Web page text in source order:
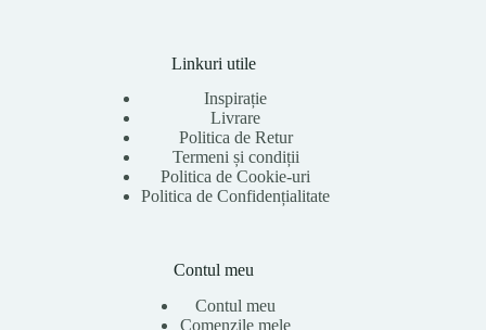
Linkuri utile
Inspirație
Livrare
Politica de Retur
Termeni și condiții
Politica de Cookie-uri
Politica de Confidențialitate
Contul meu
Contul meu
Comenzile mele